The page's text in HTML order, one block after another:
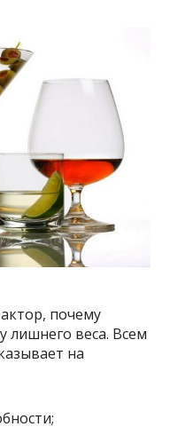
почему
лишнего веса. Всем
на